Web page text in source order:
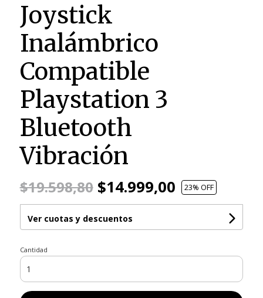
Joystick
Inalámbrico
Compatible
Playstation 3
Bluetooth
Vibración
$19.598,80$14.999,00 23% OFF
Ver cuotas y descuentos
Cantidad